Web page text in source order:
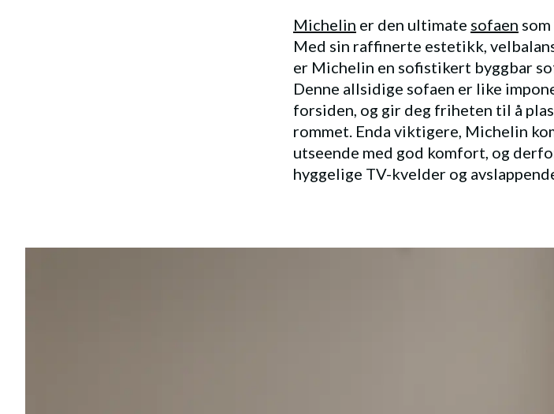
Michelin er den ultimate sofaen
Med sin raffinerte estetikk,
er Michelin en sofistikert byggbar
Denne allsidige sofaen er like
forsiden, og gir deg friheten til å
rommet. Enda viktigere, Michelin
utseende med god komfort, og
hyggelige TV-kvelder og